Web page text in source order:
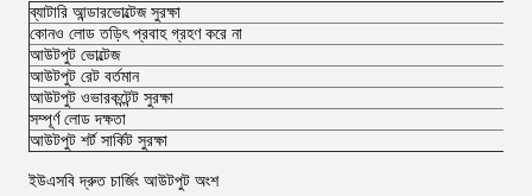
ব্যাটারি আন্ডারভোল্টেজ সুরক্ষা
কোনও লোড তড়িৎ প্রবাহ গ্রহণ করে না
আউটপুট ভোল্টেজ
আউটপুট রেট বর্তমান
আউটপুট ওভারকন্টেন্ট সুরক্ষা
সম্পূর্ণ লোড দক্ষতা
আউটপুট শর্ট সার্কিট সুরক্ষা
ইউএসবি দ্রুত চার্জিং আউটপুট অংশ